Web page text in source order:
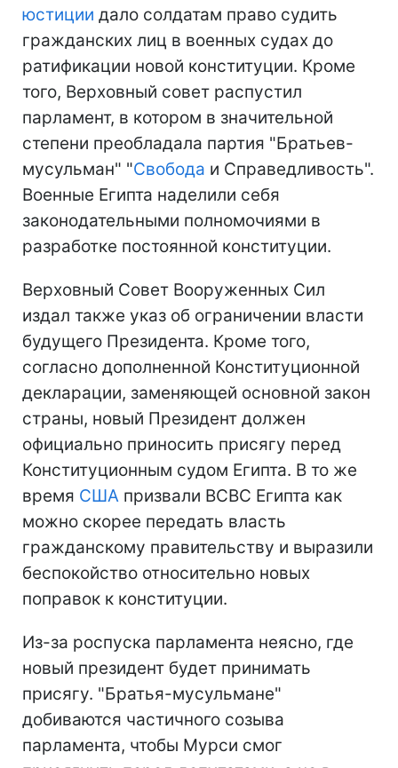
юстиции дало солдатам право судить
гражданских лиц в военных судах до
ратификации новой конституции. Кроме
того, Верховный совет распустил
парламент, в котором в значительной
степени преобладала партия "Братьев-
мусульман" "Свобода и Справедливость".
Военные Египта наделили себя
законодательными полномочиями в
разработке постоянной конституции.
Верховный Совет Вооруженных Сил
издал также указ об ограничении власти
будущего Президента. Кроме того,
согласно дополненной Конституционной
декларации, заменяющей основной закон
страны, новый Президент должен
официально приносить присягу перед
Конституционным судом Египта. В то же
время США призвали ВСВС Египта как
можно скорее передать власть
гражданскому правительству и выразили
беспокойство относительно новых
поправок к конституции.
Из-за роспуска парламента неясно, где
новый президент будет принимать
присягу. "Братья-мусульмане"
добиваются частичного созыва
парламента, чтобы Мурси смог